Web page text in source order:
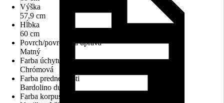
Výška
57,9 cm
Hĺbka
60 cm
Povrch/povrchová úprava
Matný
Farba úchytu
Chrómová
Farba prednej časti
Bardolino dub
Farba korpusu